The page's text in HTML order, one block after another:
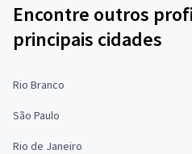
Encontre outros
principais cidades
Rio Branco
São Paulo
Rio de Janeiro